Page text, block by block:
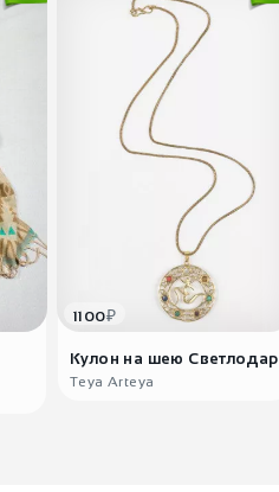
1100₽
Кулон на шею Светлодар
Teya Arteya